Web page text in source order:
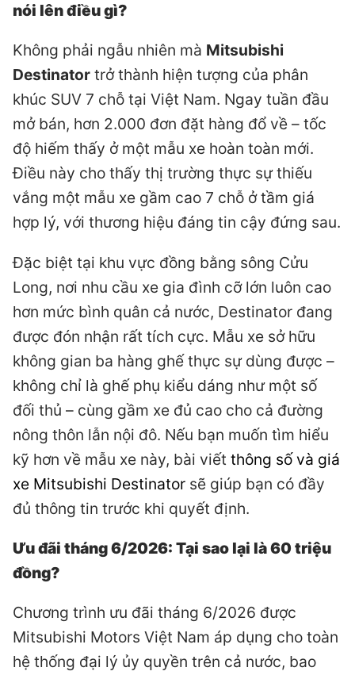
nói lên điều gì?
Không phải ngẫu nhiên mà Mitsubishi
Destinator trở thành hiện tượng của phân
khúc SUV 7 chỗ tại Việt Nam. Ngay tuần đầu
mở bán, hơn 2.000 đơn đặt hàng đổ về – tốc
độ hiếm thấy ở một mẫu xe hoàn toàn mới.
Điều này cho thấy thị trường thực sự thiếu
vắng một mẫu xe gầm cao 7 chỗ ở tầm giá
hợp lý, với thương hiệu đáng tin cậy đứng sau.
Đặc biệt tại khu vực đồng bằng sông Cửu
Long, nơi nhu cầu xe gia đình cỡ lớn luôn cao
hơn mức bình quân cả nước, Destinator đang
được đón nhận rất tích cực. Mẫu xe sở hữu
không gian ba hàng ghế thực sự dùng được –
không chỉ là ghế phụ kiểu dáng như một số
đối thủ – cùng gầm xe đủ cao cho cả đường
nông thôn lẫn nội đô. Nếu bạn muốn tìm hiểu
kỹ hơn về mẫu xe này, bài viết thông số và giá
xe Mitsubishi Destinator sẽ giúp bạn có đầy
đủ thông tin trước khi quyết định.
Ưu đãi tháng 6/2026: Tại sao lại là 60 triệu
đồng?
Chương trình ưu đãi tháng 6/2026 được
Mitsubishi Motors Việt Nam áp dụng cho toàn
hệ thống đại lý ủy quyền trên cả nước, bao